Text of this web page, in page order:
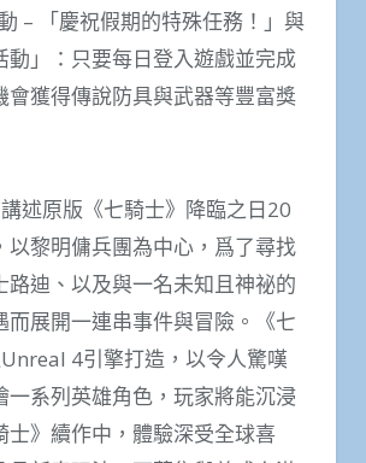
– 「慶祝假期的特殊任務！」與
動」：只要每日登入遊戲並完成
會獲得傳說防具與武器等豐富獎
講述原版《七騎士》降臨之日20
以黎明傭兵團為中心，爲了尋找
路迪、以及與一名未知且神祕的
而展開一連串事件與冒險。《七
4引擎打造，以令人驚嘆
一系列英雄角色，玩家將能沉浸
士》續作中，體驗深受全球喜